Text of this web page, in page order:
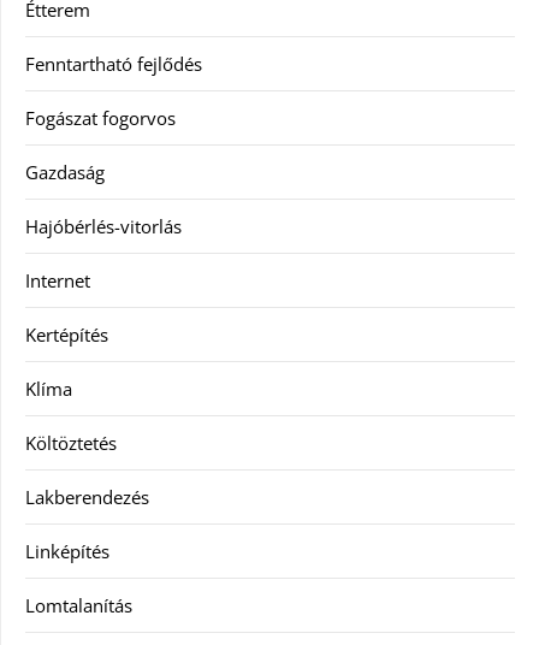
Étterem
Fenntartható fejlődés
Fogászat fogorvos
Gazdaság
Hajóbérlés-vitorlás
Internet
Kertépítés
Klíma
Költöztetés
Lakberendezés
Linképítés
Lomtalanítás